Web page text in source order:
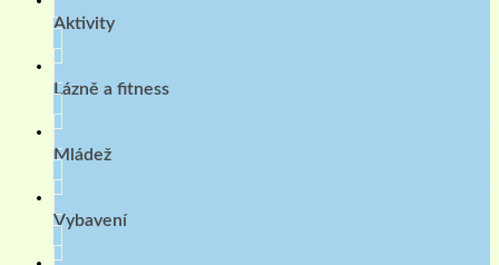
Aktivity
Lázně a fitness
Mládež
Vybavení